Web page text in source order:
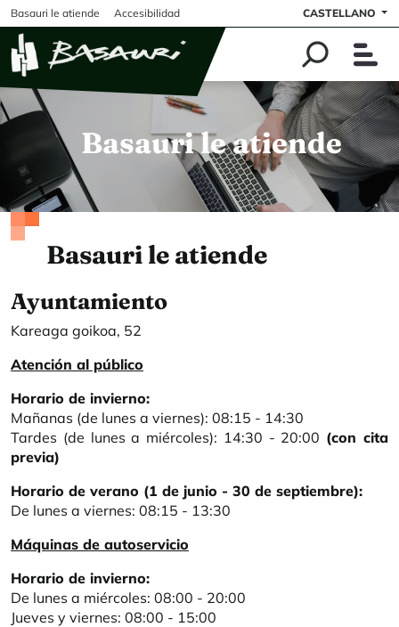
Pasar al contenido principal
Basauri le atiende Accesibilidad CASTELLANO
Imagen
Basauri le atiende
Basauri le atiende
Ayuntamiento
Kareaga goikoa, 52
Atención al público
Horario de invierno:
Mañanas (de lunes a viernes): 08:15 - 14:30
Tardes (de lunes a miércoles): 14:30 - 20:00 (con cita
previa)
Horario de verano (1 de junio - 30 de septiembre):
De lunes a viernes: 08:15 - 13:30
Máquinas de autoservicio
Horario de invierno:
De lunes a miércoles: 08:00 - 20:00
Jueves y viernes: 08:00 - 15:00